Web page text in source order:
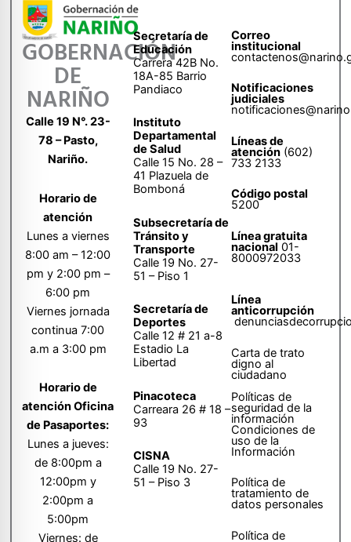
GOBERNACIÓN
DE
NARIÑO
Calle 19 N°. 23-
78 – Pasto,
Nariño.
Horario de
atención
Lunes a viernes
8:00 am – 12:00
pm y 2:00 pm –
6:00 pm
Viernes jornada
continua 7:00
a.m a 3:00 pm
Horario de
atención Oficina
de Pasaportes:
Lunes a jueves:
de 8:00pm a
12:00pm y
2:00pm a
5:00pm
Viernes: de
Secretaría de
Educación
Carrera 42B No.
18A-85 Barrio
Pandiaco
Instituto
Departamental
de Salud
Calle 15 No. 28 –
41 Plazuela de
Bomboná
Subsecretaría de
Tránsito y
Transporte
Calle 19 No. 27-
51 – Piso 1
Secretaría de
Deportes
Calle 12 # 21 a-8
Estadio La
Libertad
Pinacoteca
Carreara 26 # 18 –
93
CISNA
Calle 19 No. 27-
51 – Piso 3
Correo
institucional
Notificaciones
judiciales
Líneas de
atención (602)
733 2133
Código postal
5200
Línea gratuita
nacional 01-
8000972033
Línea
anticorrupción
Carta de trato
digno al
ciudadano
Políticas de
seguridad de la
información
Condiciones de
uso de la
Información
Política de
tratamiento de
datos personales
Política de